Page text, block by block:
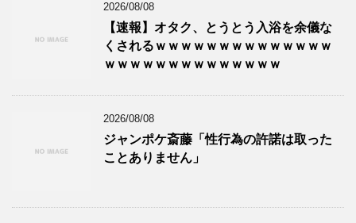
2026/08/08
【速報】オタク、とうとう入浴を余儀な
くされるｗｗｗｗｗｗｗｗｗｗｗｗｗｗ
ｗｗｗｗｗｗｗｗｗｗｗｗｗｗ
2026/08/08
ジャンポケ斎藤「性行為の許諾は取った
ことありません」